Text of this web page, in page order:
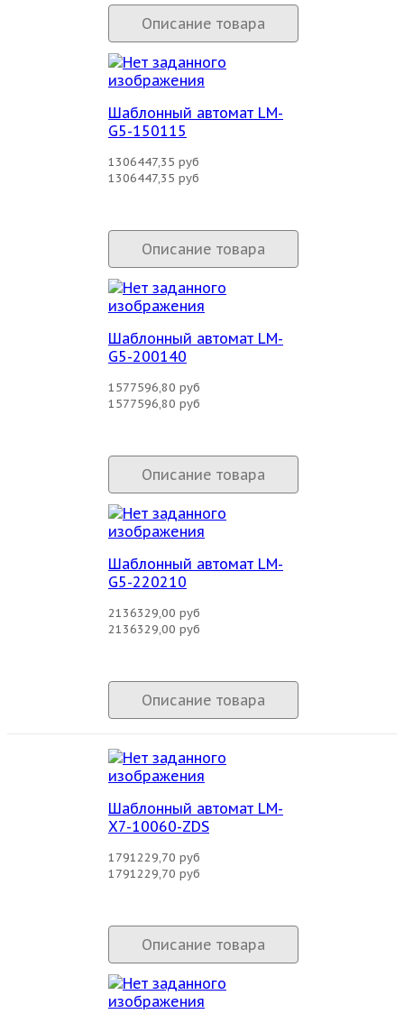
Описание товара
Шаблонный автомат LM-
G5-150115
1306447,35 руб
1306447,35 руб
Описание товара
Шаблонный автомат LM-
G5-200140
1577596,80 руб
1577596,80 руб
Описание товара
Шаблонный автомат LM-
G5-220210
2136329,00 руб
2136329,00 руб
Описание товара
Шаблонный автомат LM-
X7-10060-ZDS
1791229,70 руб
1791229,70 руб
Описание товара